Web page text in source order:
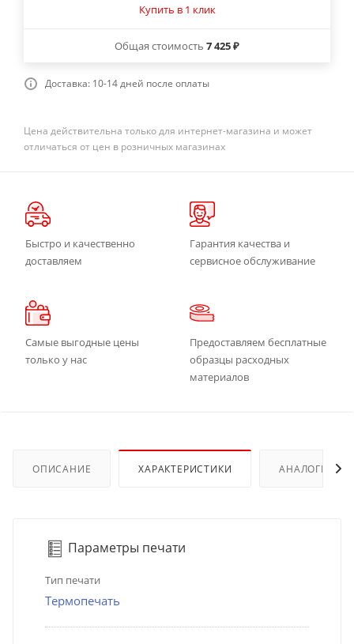
Купить в 1 клик
Общая стоимость 7 425 ₽
Доставка: 10-14 дней после оплаты
Цена действительна только для интернет-магазина и может
отличаться от цен в розничных магазинах
Быстро и качественно
доставляем
Гарантия качества и
сервисное обслуживание
Самые выгодные цены
только у нас
Предоставляем бесплатные
образцы расходных
материалов
ОПИСАНИЕ ХАРАКТЕРИСТИКИ АНАЛОГИ
Параметры печати
Тип печати
Термопечать